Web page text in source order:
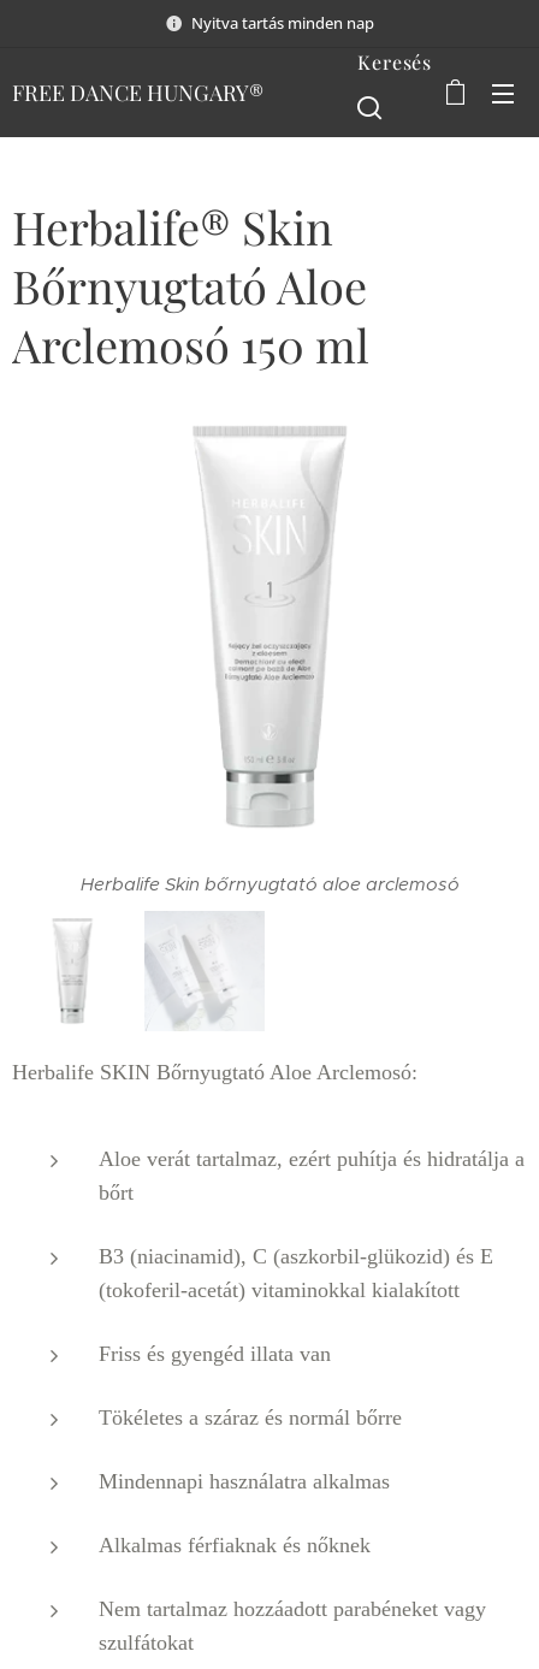
Nyitva tartás minden nap
FREE DANCE HUNGARY®
Keresés
Herbalife® Skin
Bőrnyugtató Aloe
Arclemosó 150 ml
Herbalife Skin bőrnyugtató aloe arclemosó
Herbalife SKIN Bőrnyugtató Aloe Arclemosó:
Aloe verát tartalmaz, ezért puhítja és hidratálja a
bőrt
B3 (niacinamid), C (aszkorbil-glükozid) és E
(tokoferil-acetát) vitaminokkal kialakított
Friss és gyengéd illata van
Tökéletes a száraz és normál bőrre
Mindennapi használatra alkalmas
Alkalmas férfiaknak és nőknek
Nem tartalmaz hozzáadott parabéneket vagy
szulfátokat